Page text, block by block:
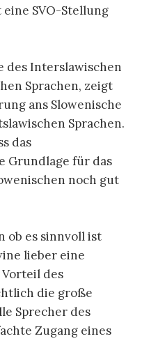
SVO-Stellung
des Interslawischen
Sprachen, zeigt
ans Slowenische
Sprachen.
das
Grundlage für das
noch gut
ob es sinnvoll ist
lieber eine
des
die große
Sprecher des
Zugang eines